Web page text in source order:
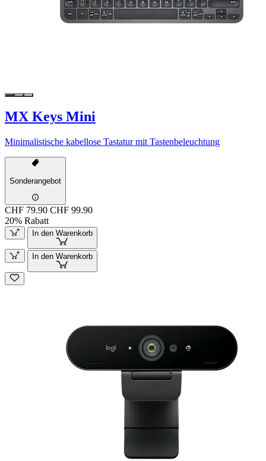
MX Keys Mini
Minimalistische kabellose Tastatur mit Tastenbeleuchtung
Sonderangebot
CHF 79.90 CHF 99.90
20% Rabatt
In den Warenkorb
In den Warenkorb